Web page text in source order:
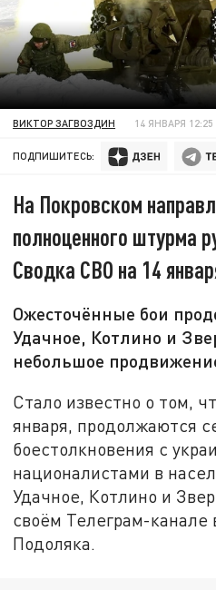
ВИКТОР ЗАГВОЗДИН 14 ЯНВАРЯ 12:25
ПОДПИШИТЕСЬ:
На Покровском
полноценного штурма
Сводка СВО на 14
Ожесточённые бои
Удачное, Котлино и
небольшое
Стало известно о том,
января, продолжаются
боестолкновения с
националистами в
Удачное, Котлино и
своём Телеграм-
Подоляка.